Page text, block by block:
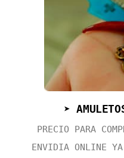
➤
PRECIO PARA
ENVIDIA ONLINE